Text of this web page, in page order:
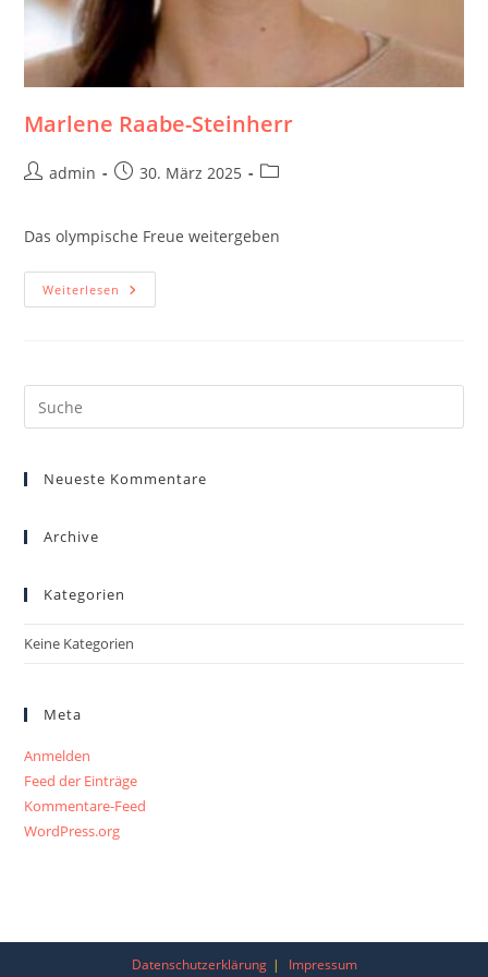
Marlene Raabe-Steinherr
Beitrags-
admin
Beitrag30. März 2025
Beitrags-
Das olympische Freue weitergeben
Weiterlesen Marlene
Raabe-
Neueste Kommentare
Archive
Kategorien
Keine Kategorien
Meta
Anmelden
Feed der Einträge
Kommentare-Feed
WordPress.org
Datenschutzerklärung Impressum